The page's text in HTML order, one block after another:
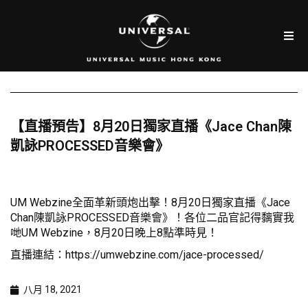
【直播預告】8月20日獨家直播《Jace Chan陳
凱詠PROCESSED音樂會》
UM Webzine全面革新頭炮出擊！8月20日獨家直播《Jace
Chan陳凱詠PROCESSED音樂會》！各位二品官記得黐實我
哋UM Webzine，8月20日晚上8點準時見！
直播連結： https://umwebzine.com/jace-processed/
八月 18, 2021